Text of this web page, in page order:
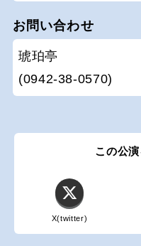
お問い合わせ
琥珀亭
(0942-38-0570)
この公
X(twitter)